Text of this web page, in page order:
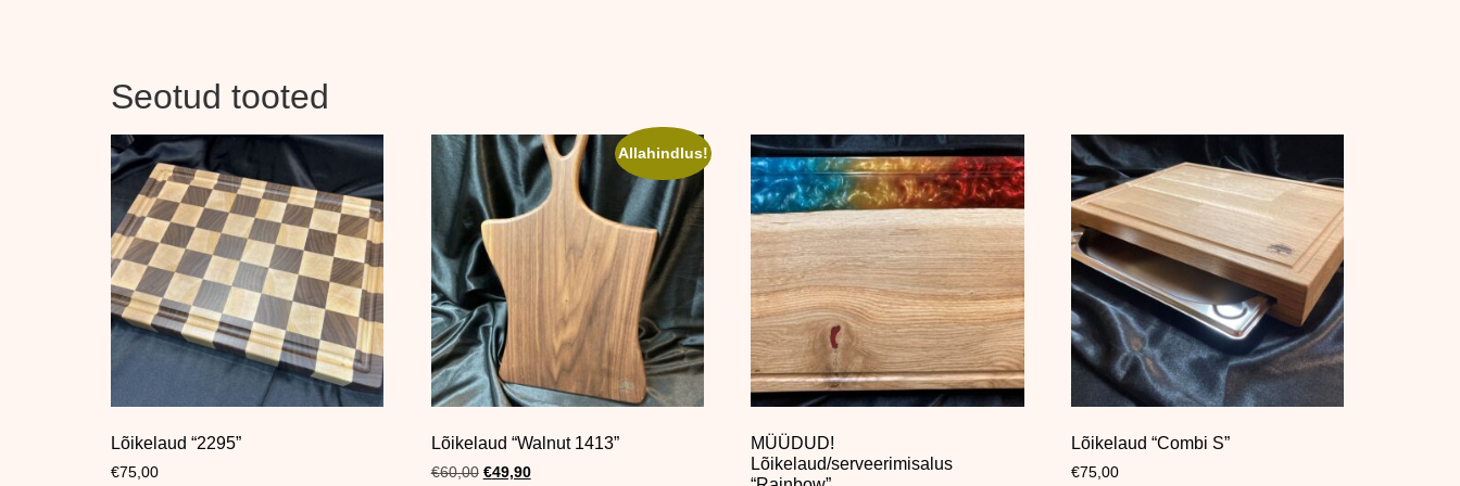
Seotud tooted
Lõikelaud “2295”
€75,00
Allahindlus!
Lõikelaud “Walnut 1413”
€60,00 €49,90
MÜÜDUD!
Lõikelaud/serveerimisalus
Lõikelaud “Combi S”
€75,00